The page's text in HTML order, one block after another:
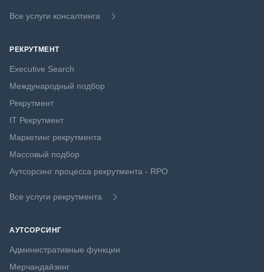
Все услуги консалтинга
РЕКРУТМЕНТ
Executive Search
Международный подбор
Рекрутмент
IT Рекрутмент
Маркетинг рекрутмента
Массовый подбор
Аутсорсинг процесса рекрутмента - RPO
Все услуги рекрутмента
АУТСОРСИНГ
Административные функции
Мерчандайзинг